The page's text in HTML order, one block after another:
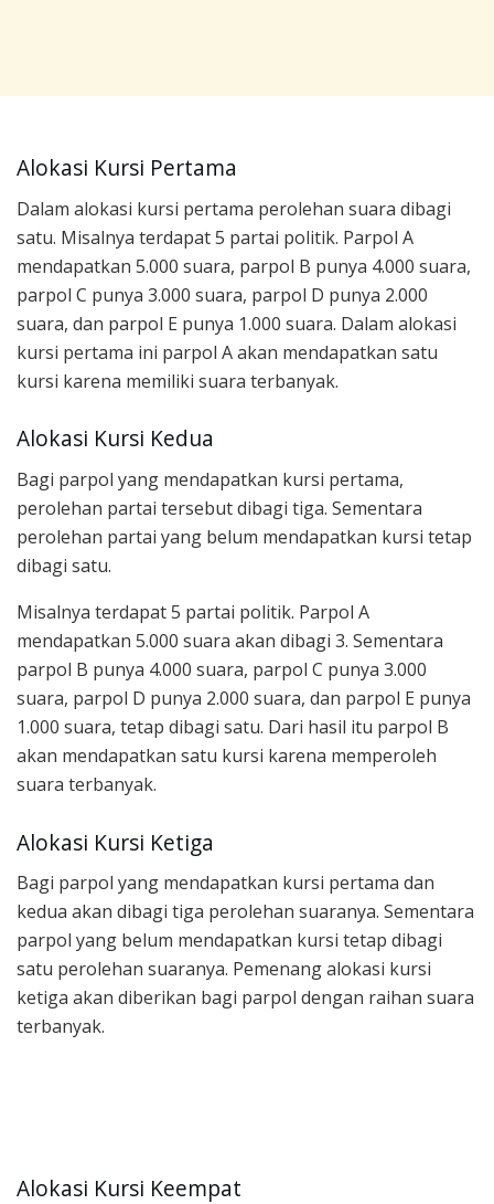
Alokasi Kursi Pertama
Dalam alokasi kursi pertama perolehan suara dibagi
satu. Misalnya terdapat 5 partai politik. Parpol A
mendapatkan 5.000 suara, parpol B punya 4.000 suara,
parpol C punya 3.000 suara, parpol D punya 2.000
suara, dan parpol E punya 1.000 suara. Dalam alokasi
kursi pertama ini parpol A akan mendapatkan satu
kursi karena memiliki suara terbanyak.
Alokasi Kursi Kedua
Bagi parpol yang mendapatkan kursi pertama,
perolehan partai tersebut dibagi tiga. Sementara
perolehan partai yang belum mendapatkan kursi tetap
dibagi satu.
Misalnya terdapat 5 partai politik. Parpol A
mendapatkan 5.000 suara akan dibagi 3. Sementara
parpol B punya 4.000 suara, parpol C punya 3.000
suara, parpol D punya 2.000 suara, dan parpol E punya
1.000 suara, tetap dibagi satu. Dari hasil itu parpol B
akan mendapatkan satu kursi karena memperoleh
suara terbanyak.
Alokasi Kursi Ketiga
Bagi parpol yang mendapatkan kursi pertama dan
kedua akan dibagi tiga perolehan suaranya. Sementara
parpol yang belum mendapatkan kursi tetap dibagi
satu perolehan suaranya. Pemenang alokasi kursi
ketiga akan diberikan bagi parpol dengan raihan suara
terbanyak.
Alokasi Kursi Keempat